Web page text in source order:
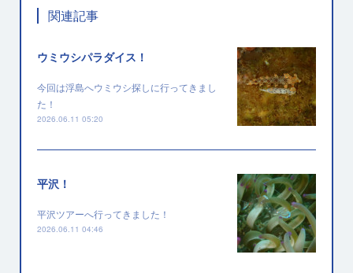
関連記事
ウミウシパラダイス！
今回は浮島へウミウシ探しに行ってきまし
た！
2026.06.11 05:20
平沢！
平沢ツアーへ行ってきました！
2026.06.11 04:46